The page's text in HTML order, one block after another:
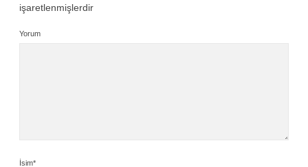
işaretlenmişlerdir
Yorum
İsim*